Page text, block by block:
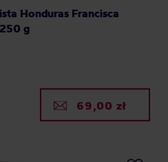
Honduras Francisca
g
69,00 zł